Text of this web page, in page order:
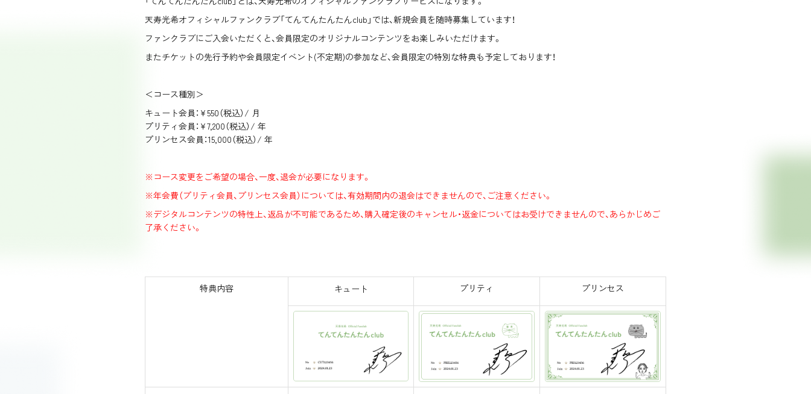
天寿光希オフィシャルファンクラブ「てんてんたんたんclub」では、新規会員を随時募集しています！
ファンクラブにご入会いただくと、会員限定のオリジナルコンテンツをお楽しみいただけます。
またチケットの先行予約や会員限定イベント(不定期)の参加など、会員限定の特別な特典も予定しております！
＜コース種別＞
キュート会員：¥550（税込）/ 月
プリティ会員：¥7,200（税込）/ 年
プリンセス会員：15,000（税込）/ 年
※コース変更をご希望の場合、一度、退会が必要になります。
※年会費（プリティ会員、プリンセス会員）については、有効期間内の退会はできませんので、ご注意ください。
※デジタルコンテンツの特性上、返品が不可能であるため、購入確定後のキャンセル・返金についてはお受けできませんので、あらかじめご
了承ください。
特典内容 キュート プリティ プリンセス